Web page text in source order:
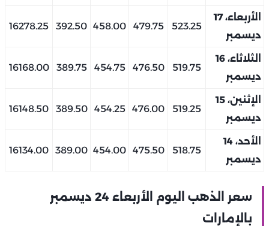
الأربعاء، 17
ديسمبر
523.25
479.75
458.00
392.50
16278.25
الثلاثاء، 16
ديسمبر
519.75
476.50
454.75
389.75
16168.00
الإثنين، 15
ديسمبر
519.25
476.00
454.25
389.50
16148.50
الأحد، 14
ديسمبر
518.75
475.50
454.00
389.00
16134.00
سعر الذهب اليوم الأربعاء 24 ديسمبر
بالإمارات